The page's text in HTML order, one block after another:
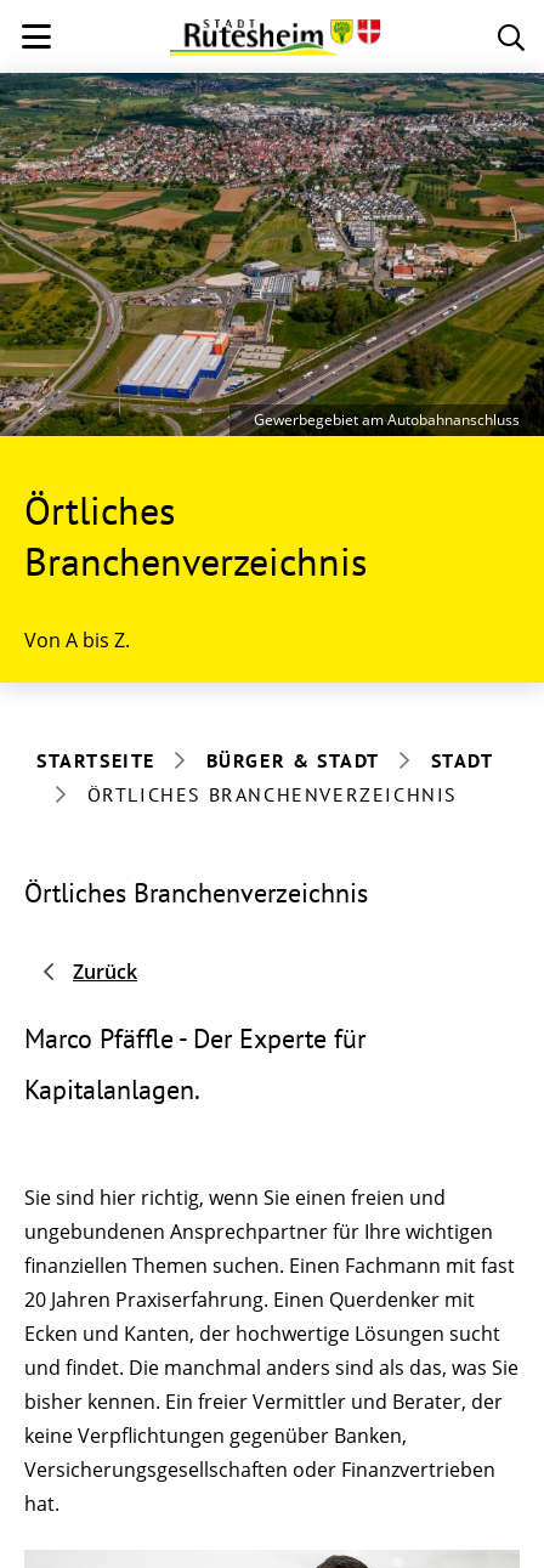
Örtliches
Branchenverzeichnis
Von A bis Z.
Gewerbegebiet am Autobahnanschluss
STARTSEITE BÜRGER & STADT
STADT
ÖRTLICHES BRANCHENVERZEICHNIS
Örtliches Branchenverzeichnis
Zurück
Marco Pfäffle - Der Experte für
Kapitalanlagen.
Sie sind hier richtig, wenn Sie einen freien und
ungebundenen Ansprechpartner für Ihre wichtigen
finanziellen Themen suchen. Einen Fachmann mit fast
20 Jahren Praxiserfahrung. Einen Querdenker mit
Ecken und Kanten, der hochwertige Lösungen sucht
und findet. Die manchmal anders sind als das, was Sie
bisher kennen. Ein freier Vermittler und Berater, der
keine Verpflichtungen gegenüber Banken,
Versicherungsgesellschaften oder Finanzvertrieben
hat.